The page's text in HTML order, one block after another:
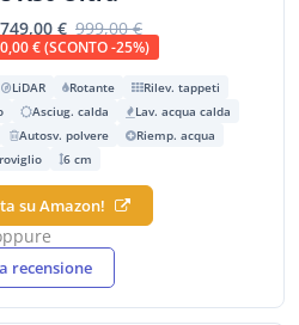
749,00 € 999,00 €
€ (SCONTO -25%)
LiDAR Rotante
Rilev. tappeti
Asciug. calda
Lav. acqua calda
Autosv. polvere
Riemp. acqua
6 cm
su Amazon!
recensione